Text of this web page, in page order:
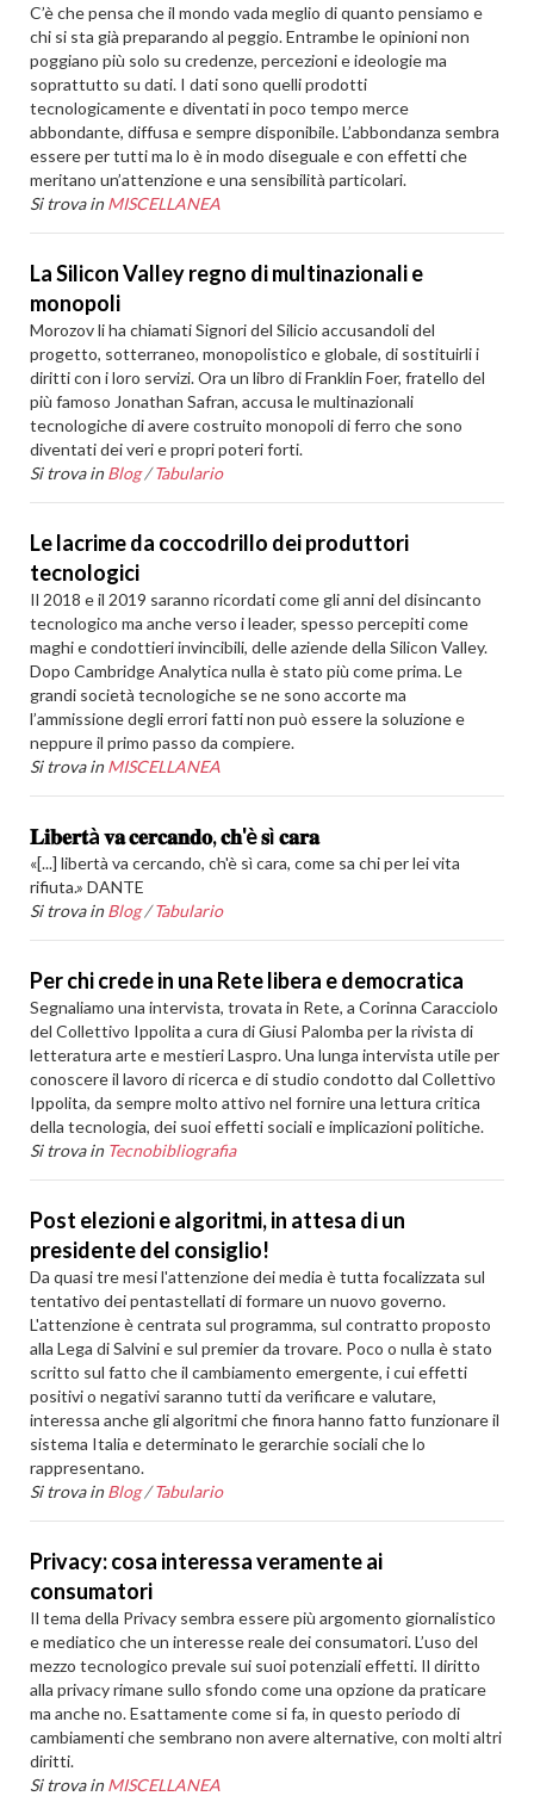
C’è che pensa che il mondo vada meglio di quanto pensiamo e
chi si sta già preparando al peggio. Entrambe le opinioni non
poggiano più solo su credenze, percezioni e ideologie ma
soprattutto su dati. I dati sono quelli prodotti
tecnologicamente e diventati in poco tempo merce
abbondante, diffusa e sempre disponibile. L’abbondanza sembra
essere per tutti ma lo è in modo diseguale e con effetti che
meritano un’attenzione e una sensibilità particolari.
Si trova in MISCELLANEA
La Silicon Valley regno di multinazionali e
monopoli
Morozov li ha chiamati Signori del Silicio accusandoli del
progetto, sotterraneo, monopolistico e globale, di sostituirli i
diritti con i loro servizi. Ora un libro di Franklin Foer, fratello del
più famoso Jonathan Safran, accusa le multinazionali
tecnologiche di avere costruito monopoli di ferro che sono
diventati dei veri e propri poteri forti.
Si trova in Blog /Tabulario
Le lacrime da coccodrillo dei produttori
tecnologici
Il 2018 e il 2019 saranno ricordati come gli anni del disincanto
tecnologico ma anche verso i leader, spesso percepiti come
maghi e condottieri invincibili, delle aziende della Silicon Valley.
Dopo Cambridge Analytica nulla è stato più come prima. Le
grandi società tecnologiche se ne sono accorte ma
l’ammissione degli errori fatti non può essere la soluzione e
neppure il primo passo da compiere.
Si trova in MISCELLANEA
𝐋𝐢𝐛𝐞𝐫𝐭à 𝐯𝐚 𝐜𝐞𝐫𝐜𝐚𝐧𝐝𝐨, 𝐜𝐡'è 𝐬ì 𝐜𝐚𝐫𝐚
«[...] libertà va cercando, ch'è sì cara, come sa chi per lei vita
rifiuta.» DANTE
Si trova in Blog /Tabulario
Per chi crede in una Rete libera e democratica
Segnaliamo una intervista, trovata in Rete, a Corinna Caracciolo
del Collettivo Ippolita a cura di Giusi Palomba per la rivista di
letteratura arte e mestieri Laspro. Una lunga intervista utile per
conoscere il lavoro di ricerca e di studio condotto dal Collettivo
Ippolita, da sempre molto attivo nel fornire una lettura critica
della tecnologia, dei suoi effetti sociali e implicazioni politiche.
Si trova in Tecnobibliografia
Post elezioni e algoritmi, in attesa di un
presidente del consiglio!
Da quasi tre mesi l'attenzione dei media è tutta focalizzata sul
tentativo dei pentastellati di formare un nuovo governo.
L'attenzione è centrata sul programma, sul contratto proposto
alla Lega di Salvini e sul premier da trovare. Poco o nulla è stato
scritto sul fatto che il cambiamento emergente, i cui effetti
positivi o negativi saranno tutti da verificare e valutare,
interessa anche gli algoritmi che finora hanno fatto funzionare il
sistema Italia e determinato le gerarchie sociali che lo
rappresentano.
Si trova in Blog /Tabulario
Privacy: cosa interessa veramente ai
consumatori
Il tema della Privacy sembra essere più argomento giornalistico
e mediatico che un interesse reale dei consumatori. L’uso del
mezzo tecnologico prevale sui suoi potenziali effetti. Il diritto
alla privacy rimane sullo sfondo come una opzione da praticare
ma anche no. Esattamente come si fa, in questo periodo di
cambiamenti che sembrano non avere alternative, con molti altri
diritti.
Si trova in MISCELLANEA